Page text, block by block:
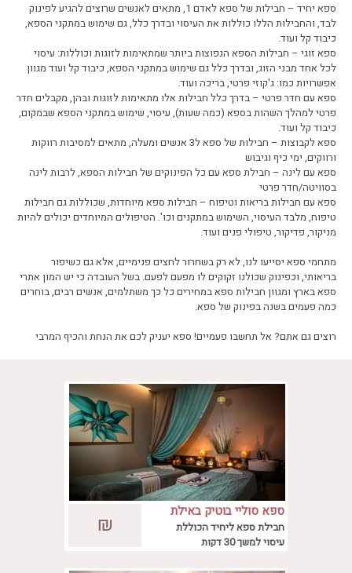
ספא יחיד – חבילות של ספא לאדם 1, מתאים לאנשים שרוצים להגיע לפינוק
לבד, והחבילות הללו כוללות את העיסוי ובדרך כלל, גם שימוש במתקני הספא,
כיבוד קל ועוד.
ספא זוגי – חבילות הספא הנפוצות ביותר שמתאימות לזוגות וכוללות: עיסוי
לכל אחד מבני הזוג, ובדרך כלל גם שימוש במתקני הספא, כיבוד קל ועוד מגוון
אפשרויות כמו: ג'קוזי פרטי, בריכה ועוד.
ספא עם חדר פרטי – בדרך כלל חבילות אלו מתאימות לזוגות ובהן, מקבלים חדר
פרטי למהלך השהות בספא (כמה שעות), עיסוי, שימוש במתקני הספא שבמקום,
כיבוד קל ועוד.
ספא לקבוצות – חבילות של ספא ל3 אנשים ומעלה, מתאים למסיבות רווקות
ורווקים, ימי כיף וגיבוש
ספא עם לינה – חבילת ספא עם כל הפינוקים של חבילות הספא, לרבות לינה
בסוויטה/חדר פרטי
ספא עם חבילות בריאות וטיפוח – חבילות ספא מיוחדות, שכוללות גם חבילות
טיפוח, מלבד העיסוי, השימוש במתקנים וכו'. הטיפולים המיוחדים יכולים להיות
מניקור, פדיקור, טיפולי פנים ועוד.
מתחמי ספא יסייעו לנו, לא רק בשחרור לחצים פנימיים, אלא גם כשיפור
בריאותי, וכפינוק שכולנו זקוקים לו מפעם לפעם. בשל העובדה כי יש המון אתרי
ספא בארץ ומגוון חבילות ספא במחירים כל כך משתלמים, אנשים רבים, בוחרים
כמה פעמים בשנה בפינוק של ספא.
רוצים גם אתם? אל תחשבו פעמיים! ספא יעניק לכם את הנחת והכיף המרבי
במלון PLAY אילת, ממוקם מתחם ספא בוטיק
מפנק ואיכותי. שיעניק לאורחיו חוויה קסומה
ומרגיעה
₪ ספא סוליי בוטיק באילת
חבילת ספא ליחיד הכוללת
עיסוי למשך 30 דקות